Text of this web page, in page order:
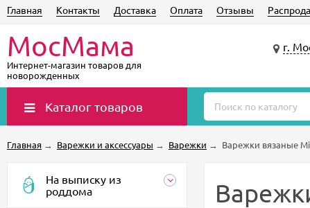
Главная Контакты Доставка Оплата Отзывы
МосМама
Интернет-магазин товаров для
новорожденных
г.
Каталог товаров
Главная → Варежки и аксессуары → Варежки → Варежки вязаные
На выписку из
роддома